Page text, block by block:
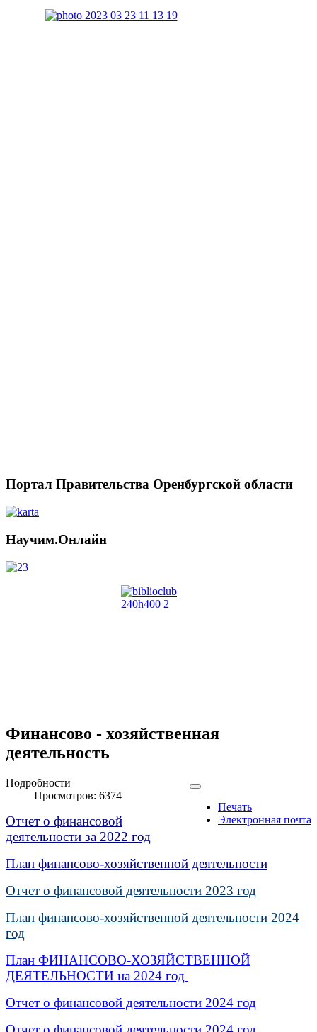
Портал Правительства Оренбургской области
Научим.Онлайн
Финансово - хозяйственная
деятельность
Печать
Электронная почта
Подробности
Просмотров: 6374
Отчет о финансовой
деятельности за 2022 год
План финансово-хозяйственной деятельности
Отчет о финансовой деятельности 2023 год
План финансово-хозяйственной деятельности 2024
год
План ФИНАНСОВО-ХОЗЯЙСТВЕННОЙ
ДЕЯТЕЛЬНОСТИ на 2024 год
Отчет о финансовой деятельности 2024 год